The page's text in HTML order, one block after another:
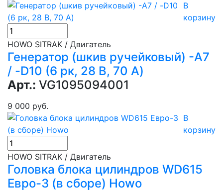
В
корзину
HOWO SITRAK / Двигатель
Генератор (шкив ручейковый) -А7
/ -D10 (6 рк, 28 В, 70 А)
Арт.: VG1095094001
9 000 руб.
В
корзину
HOWO SITRAK / Двигатель
Головка блока цилиндров WD615
Евро-3 (в сборе) Howo